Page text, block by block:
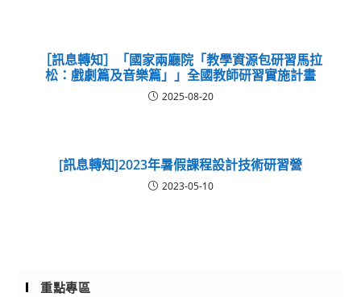
［訊息轉知］「國家兩廳院「教學資源包研習馬拉
松：戲劇篇及音樂篇」」全國教師研習實施計畫
2025-08-20
[訊息轉知]2023年暑假課程設計技術研習營
2023-05-10
重點專區